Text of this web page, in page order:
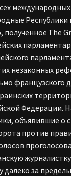
международных
Республики
The
незаконных
французского
Федерации.
объявившие о
против
далеко за пределы